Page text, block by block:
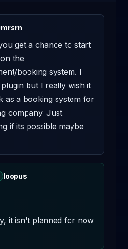
mrsrn
get a chance to start
the
booking system. I
but I really wish it
as a booking system for
company. Just
if its possible maybe
loopus
it isn't planned for now